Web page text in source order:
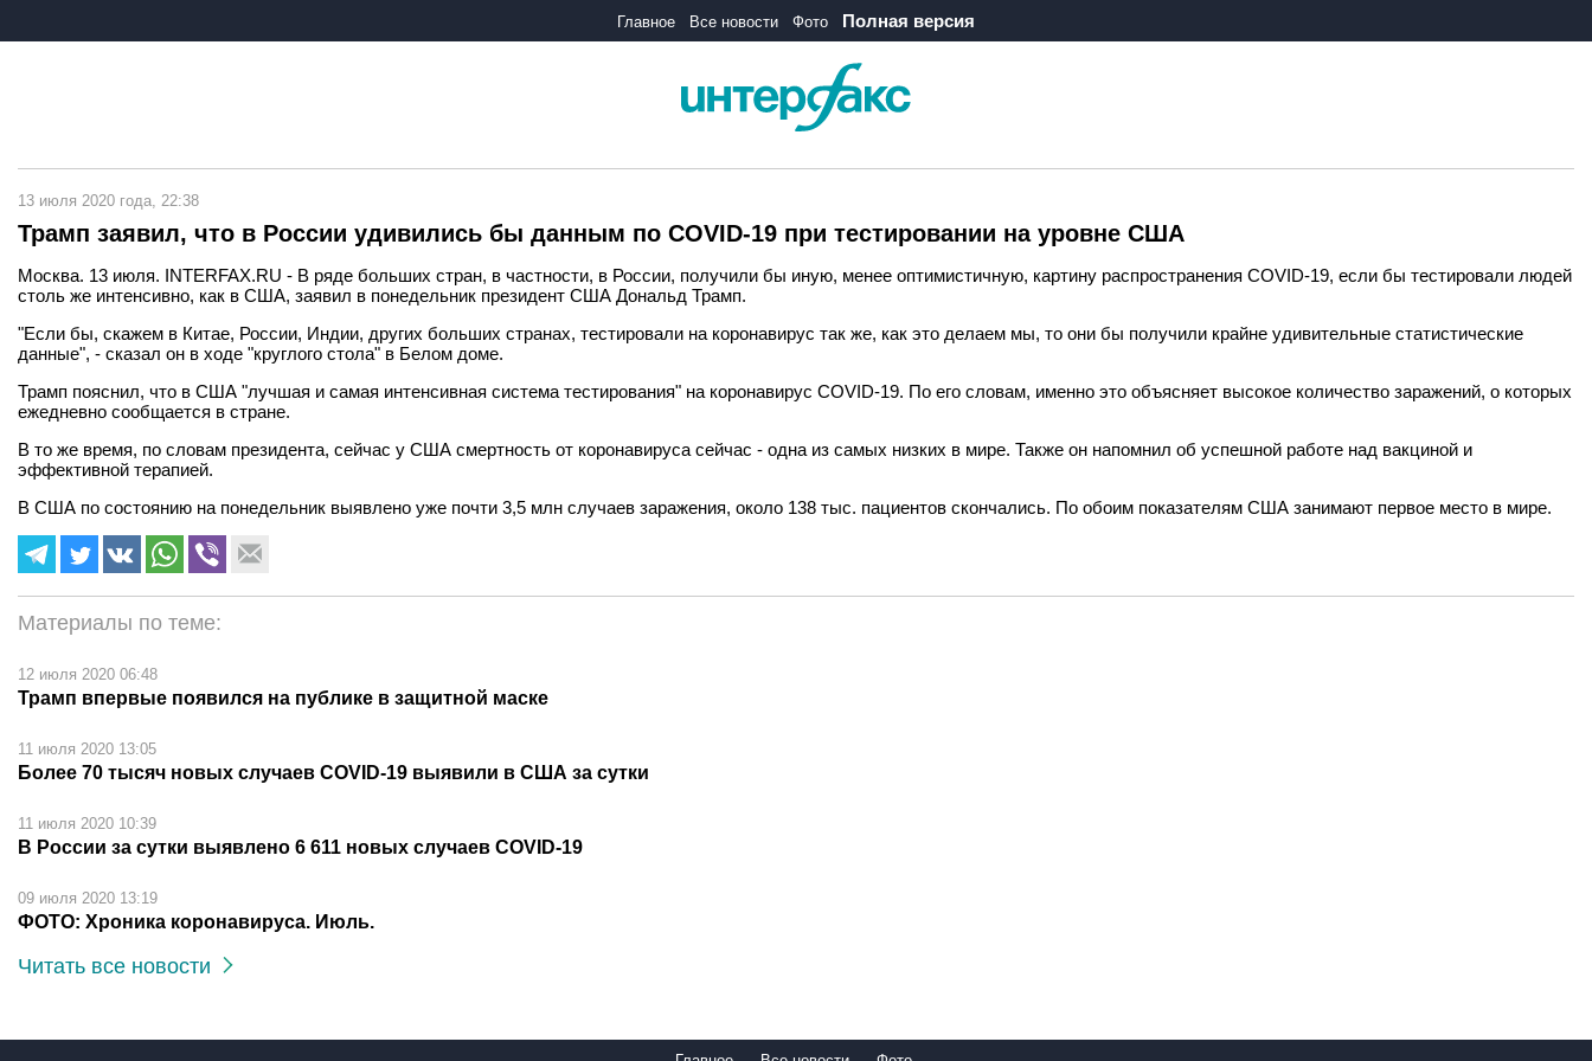
Главное Все новости Фото Полная версия
13 июля 2020 года, 22:38
Трамп заявил, что в России удивились бы данным по COVID-19 при тестировании на уровне США
Москва. 13 июля. INTERFAX.RU - В ряде больших стран, в частности, в России, получили бы иную, менее оптимистичную, картину распространения COVID-19, если бы тестировали людей
столь же интенсивно, как в США, заявил в понедельник президент США Дональд Трамп.
"Если бы, скажем в Китае, России, Индии, других больших странах, тестировали на коронавирус так же, как это делаем мы, то они бы получили крайне удивительные статистические
данные", - сказал он в ходе "круглого стола" в Белом доме.
Трамп пояснил, что в США "лучшая и самая интенсивная система тестирования" на коронавирус COVID-19. По его словам, именно это объясняет высокое количество заражений, о которых
ежедневно сообщается в стране.
В то же время, по словам президента, сейчас у США смертность от коронавируса сейчас - одна из самых низких в мире. Также он напомнил об успешной работе над вакциной и
эффективной терапией.
В США по состоянию на понедельник выявлено уже почти 3,5 млн случаев заражения, около 138 тыс. пациентов скончались. По обоим показателям США занимают первое место в мире.
Материалы по теме:
12 июля 2020 06:48
Трамп впервые появился на публике в защитной маске
11 июля 2020 13:05
Более 70 тысяч новых случаев COVID-19 выявили в США за сутки
11 июля 2020 10:39
В России за сутки выявлено 6 611 новых случаев COVID-19
09 июля 2020 13:19
ФОТО: Хроника коронавируса. Июль.
Читать все новости